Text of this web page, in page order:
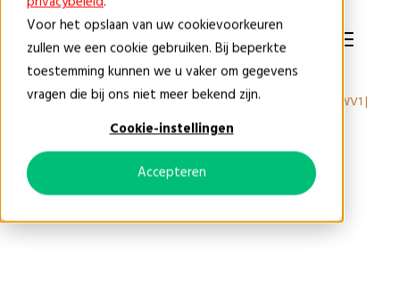
Voor het opslaan van uw cookievoorkeuren
zullen we een cookie gebruiken. Bij beperkte
toestemming kunnen we u vaker om gegevens
vragen die bij ons niet meer bekend zijn.
Cookie-instellingen
Accepteren
NL
Producten Groenproducten Bloemzaden
BWV1 |
Weidemengsel veengrond